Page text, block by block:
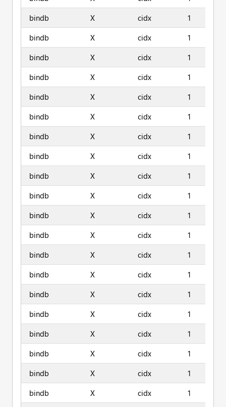
bindb
X cidx
1
bindb
X cidx
1
bindb
X cidx
1
bindb
X cidx
1
bindb
X cidx
1
bindb
X cidx
1
bindb
X cidx
1
bindb
X cidx
1
bindb
X cidx
1
bindb
X cidx
1
bindb
X cidx
1
bindb
X cidx
1
bindb
X cidx
1
bindb
X cidx
1
bindb
X cidx
1
bindb
X cidx
1
bindb
X cidx
1
bindb
X cidx
1
bindb
X cidx
1
bindb
X cidx
1